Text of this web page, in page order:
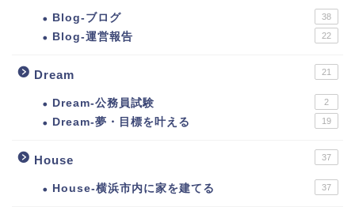
Blog-ブログ 38
Blog-運営報告 22
Dream 21
Dream-公務員試験 2
Dream-夢・目標を叶える 19
House 37
House-横浜市内に家を建てる 37